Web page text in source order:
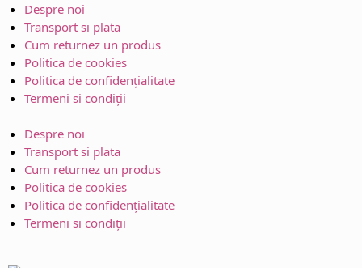
Despre noi
Transport si plata
Cum returnez un produs
Politica de cookies
Politica de confidențialitate
Termeni si condiții
Despre noi
Transport si plata
Cum returnez un produs
Politica de cookies
Politica de confidențialitate
Termeni si condiții